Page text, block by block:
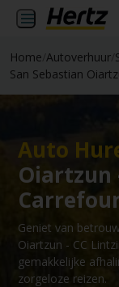
Home Autoverhuur
San Sebastian
Auto
Oiartzun
Geniet van
Oiartzun - CC
gemakkelijke
zorgeloze reizen.